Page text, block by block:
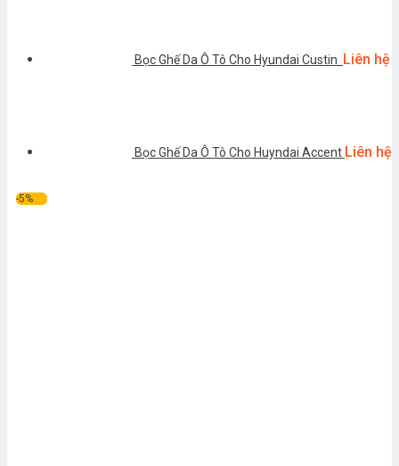
Bọc Ghế Da Ô Tô Cho Hyundai Custin Liên hệ
Bọc Ghế Da Ô Tô Cho Huyndai Accent Liên hệ
-5%